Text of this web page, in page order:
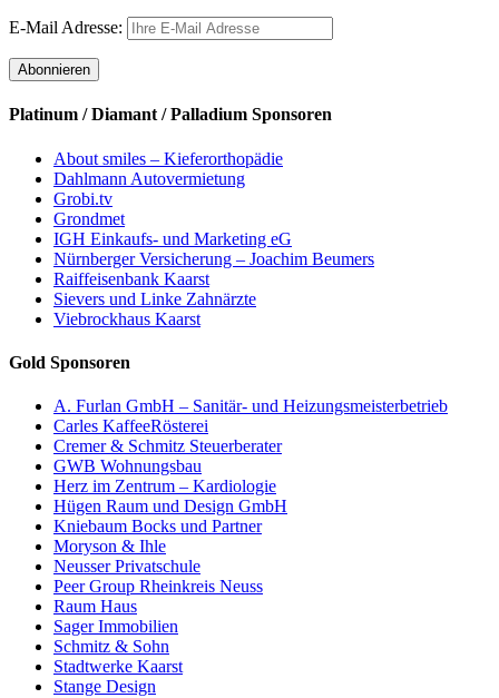
E-Mail Adresse:
Platinum / Diamant / Palladium Sponsoren
About smiles – Kieferorthopädie
Dahlmann Autovermietung
Grobi.tv
Grondmet
IGH Einkaufs- und Marketing eG
Nürnberger Versicherung – Joachim Beumers
Raiffeisenbank Kaarst
Sievers und Linke Zahnärzte
Viebrockhaus Kaarst
Gold Sponsoren
A. Furlan GmbH – Sanitär- und Heizungsmeisterbetrieb
Carles KaffeeRösterei
Cremer & Schmitz Steuerberater
GWB Wohnungsbau
Herz im Zentrum – Kardiologie
Hügen Raum und Design GmbH
Kniebaum Bocks und Partner
Moryson & Ihle
Neusser Privatschule
Peer Group Rheinkreis Neuss
Raum Haus
Sager Immobilien
Schmitz & Sohn
Stadtwerke Kaarst
Stange Design